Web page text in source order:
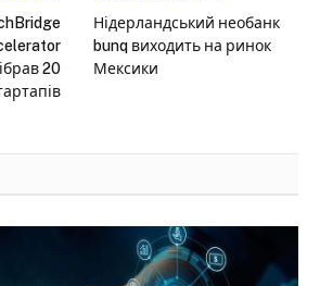
20
Нідерландський необанк
bunq виходить на ринок
Мексики